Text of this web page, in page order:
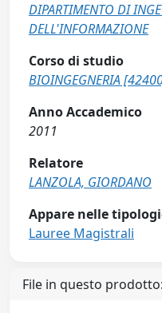
DIPARTIMENTO DI
DELL'INFORMAZIONE
Corso di studio
BIOINGEGNERIA
Anno Accademico
2011
Relatore
LANZOLA, GIORDANO
Appare nelle
Lauree Magistrali
File in questo prodotto: